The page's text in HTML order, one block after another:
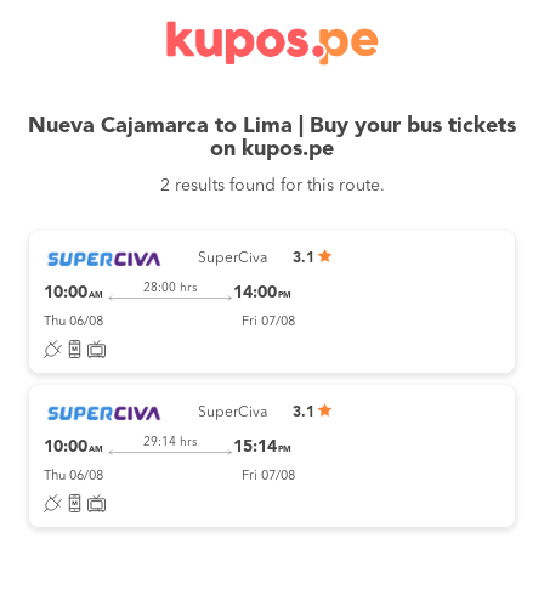
Nueva Cajamarca to Lima | Buy your bus tickets
on kupos.pe
2 results found for this route.
SuperCiva 3.1
10:00AM
28:00 hrs 14:00 PM
Thu 06/08 Fri 07/08
SuperCiva 3.1
10:00AM
29:14 hrs 15:14 PM
Thu 06/08 Fri 07/08